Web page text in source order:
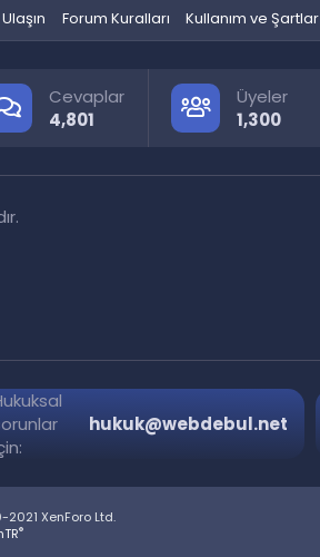
Forum Kuralları Kullanım ve Şartlar
Cevaplar
4,801
Üyeler
1,300
hukuk@webdebul.net
2021 XenForo Ltd.
®